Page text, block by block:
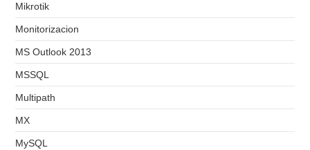
Mikrotik
Monitorizacion
MS Outlook 2013
MSSQL
Multipath
MX
MySQL